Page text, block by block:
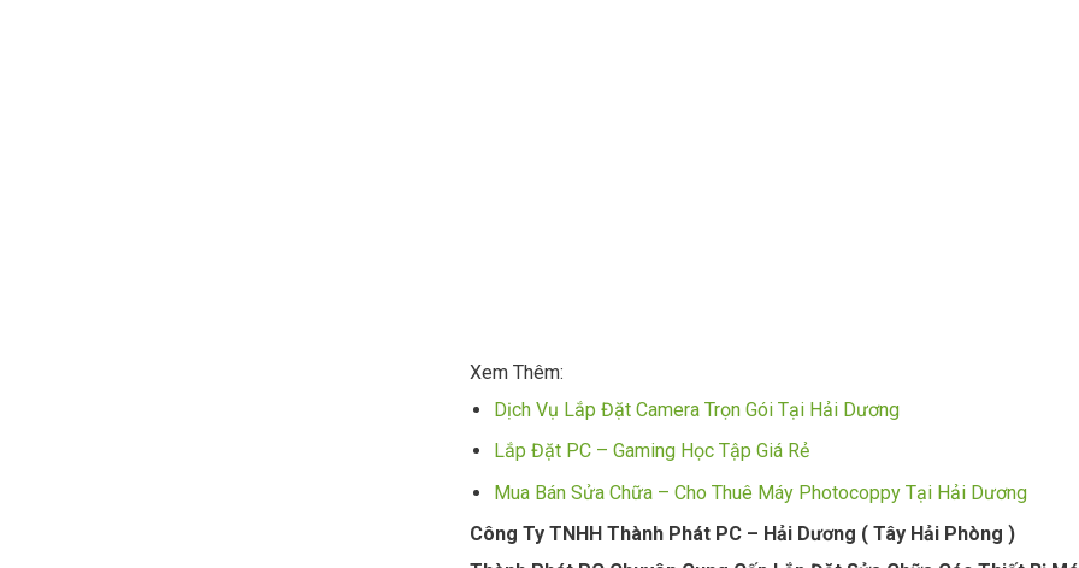
Xem Thêm:
Dịch Vụ Lắp Đặt Camera Trọn Gói Tại Hải Dương
Lắp Đặt PC – Gaming Học Tập Giá Rẻ
Mua Bán Sửa Chữa – Cho Thuê Máy Photocoppy Tại Hải Dương
Công Ty TNHH Thành Phát PC – Hải Dương ( Tây Hải Phòng )